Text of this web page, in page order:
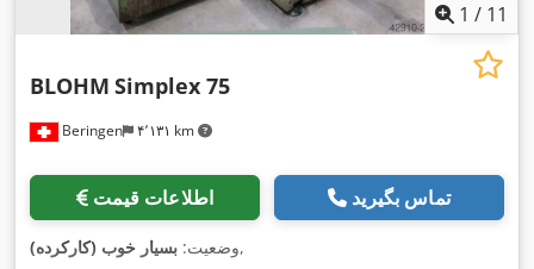
1 / 11
Beringen ۴٬۱۳۱ km
BLOHM Simplex 75
اطلاعات قیمت تماس بگیرید
وضعیت: بسیار خوب (کارکرده) ,